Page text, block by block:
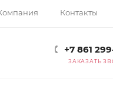
Контакты
+7 861
ЗАКАЗАТЬ